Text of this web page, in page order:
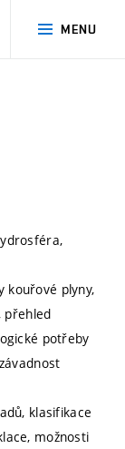
MENU
kouřové plyny,
přehled
potřeby
klasifikace
možnosti